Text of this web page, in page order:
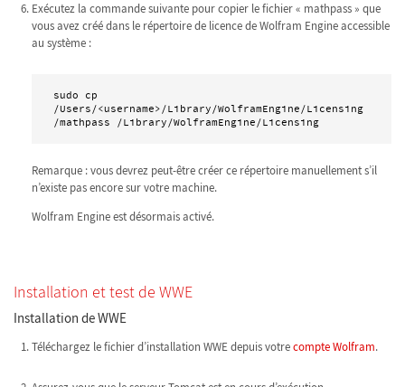
Exécutez la commande suivante pour copier le fichier « mathpass » que
vous avez créé dans le répertoire de licence de Wolfram Engine accessible
au système :
sudo cp
/Users/<username>/Library/WolframEngine/Licensing
/mathpass /Library/WolframEngine/Licensing
Remarque : vous devrez peut-être créer ce répertoire manuellement s’il
n’existe pas encore sur votre machine.
Wolfram Engine est désormais activé.
Installation et test de WWE
Installation de WWE
Téléchargez le fichier d’installation WWE depuis votrecompte Wolfram.